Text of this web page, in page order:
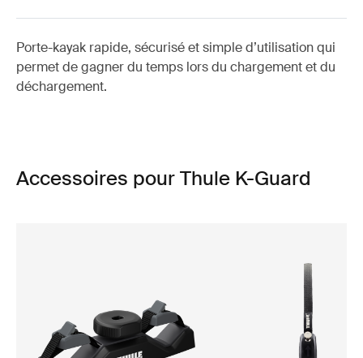
Porte-kayak rapide, sécurisé et simple d’utilisation qui
permet de gagner du temps lors du chargement et du
déchargement.
Accessoires pour Thule K-Guard